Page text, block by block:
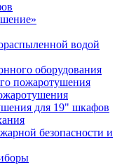
водой
оборудования
пожаротушения
для 19" шкафов
безопасности и